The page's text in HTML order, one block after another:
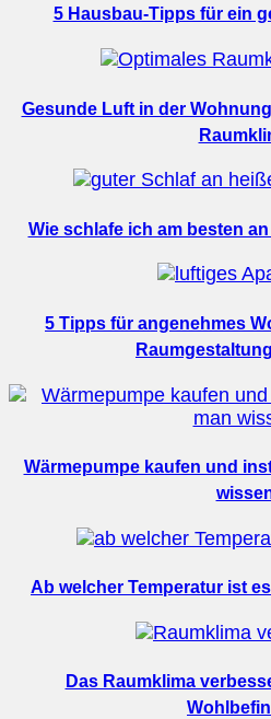
5 Hausbau-Tipps für ein
Gesunde Luft in der
Wie schlafe ich am besten
5 Tipps für angenehmes
Wärmepumpe kaufen und
Ab welcher Temperatur ist
Das Raumklima